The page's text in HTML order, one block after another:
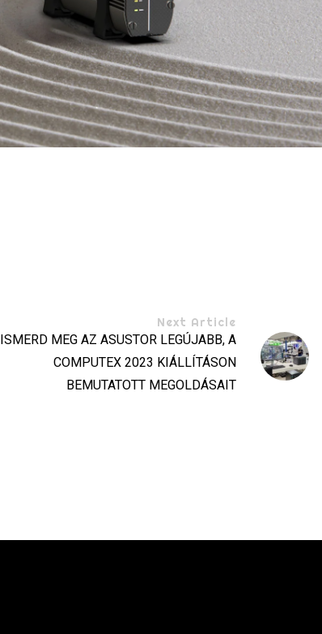
Next Article
ISMERD MEG AZ ASUSTOR LEGÚJABB, A
COMPUTEX 2023 KIÁLLÍTÁSON
BEMUTATOTT MEGOLDÁSAIT